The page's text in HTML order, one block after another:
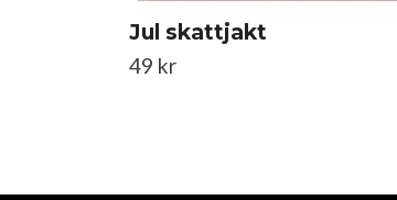
Jul skattjakt
49 kr